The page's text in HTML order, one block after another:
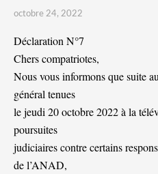
octobre 24, 2022
Déclaration N°7
Chers compatriotes,
Nous vous informons que suite
général tenues
le jeudi 20 octobre 2022 à la
poursuites
judiciaires contre certains
de l’ANAD,